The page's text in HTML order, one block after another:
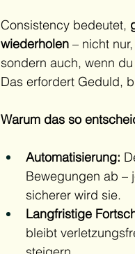
Consistency bedeutet,
wiederholen – nicht
sondern auch, wenn
Das erfordert Geduld,
Warum das so
Automatisierung:
Bewegungen ab –
sicherer wird sie.
Langfristige
bleibt